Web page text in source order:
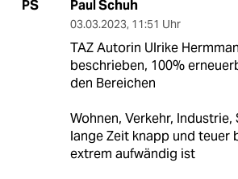
PS Paul Schuh
03.03.2023, 11:51 Uhr
TAZ Autorin Ulrike
beschrieben, 100%
den Bereichen
Wohnen, Verkehr,
lange Zeit knapp und teuer
extrem aufwändig ist